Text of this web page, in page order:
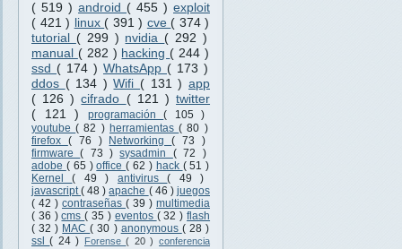
( 519 ) android ( 455 ) exploit
( 421 ) linux ( 391 ) cve ( 374 )
tutorial ( 299 ) nvidia ( 292 )
manual ( 282 ) hacking ( 244 )
ssd ( 174 ) WhatsApp ( 173 )
ddos ( 134 )Wifi ( 131 ) app
( 126 )cifrado ( 121 )twitter
( 121 ) programación( 105 )
youtube( 82 ) herramientas( 80 )
firefox ( 76 ) Networking( 73 )
firmware( 73 )sysadmin ( 72 )
adobe ( 65 )office( 62 ) hack ( 51 )
Kernel( 49 ) antivirus( 49 )
javascript( 48 )apache ( 46 ) juegos
( 42 ) contraseñas ( 39 ) multimedia
( 36 )cms( 35 ) eventos ( 32 )flash
( 32 ) MAC( 30 ) anonymous ( 28 )
ssl( 24 ) Forense( 20 ) conferencia